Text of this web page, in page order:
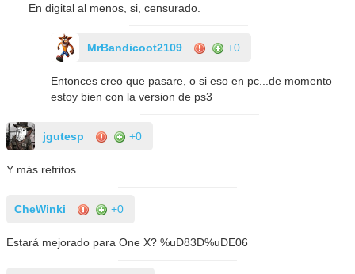
En digital al menos, si, censurado.
MrBandicoot2109 +0
Entonces creo que pasare, o si eso en pc...de momento
estoy bien con la version de ps3
jgutesp +0
Y más refritos
CheWinki +0
Estará mejorado para One X? %uD83D%uDE06